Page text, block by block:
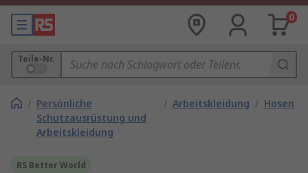
0
Teile-Nr.
/ Persönliche
Schutzausrüstung und
Arbeitskleidung
/ Arbeitskleidung / Hosen
RS Better World